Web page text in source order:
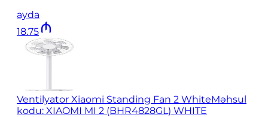
ayda
18.75
Ventilyator Xiaomi Standing Fan 2 WhiteMəhsul
kodu: XIAOMI MI 2 (BHR4828GL) WHITE